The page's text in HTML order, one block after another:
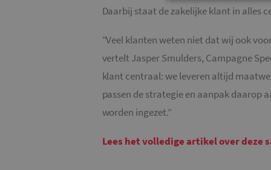
Daarbij staat de zakelijke klant in alles
“Veel klanten weten niet dat wij ook
vertelt Jasper Smulders, Campagne
klant centraal: we leveren altijd
passen de strategie en aanpak daarop
worden ingezet.”
Lees het volledige artikel over deze
Strikt noodzakelijke
accountbeheer. De
Naam
PHPSESSID